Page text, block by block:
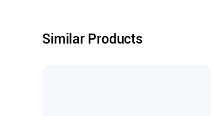
Similar Products